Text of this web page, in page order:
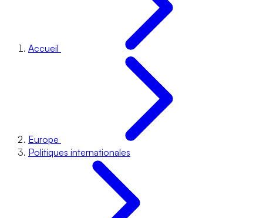
Accueil
Europe
Politiques internationales